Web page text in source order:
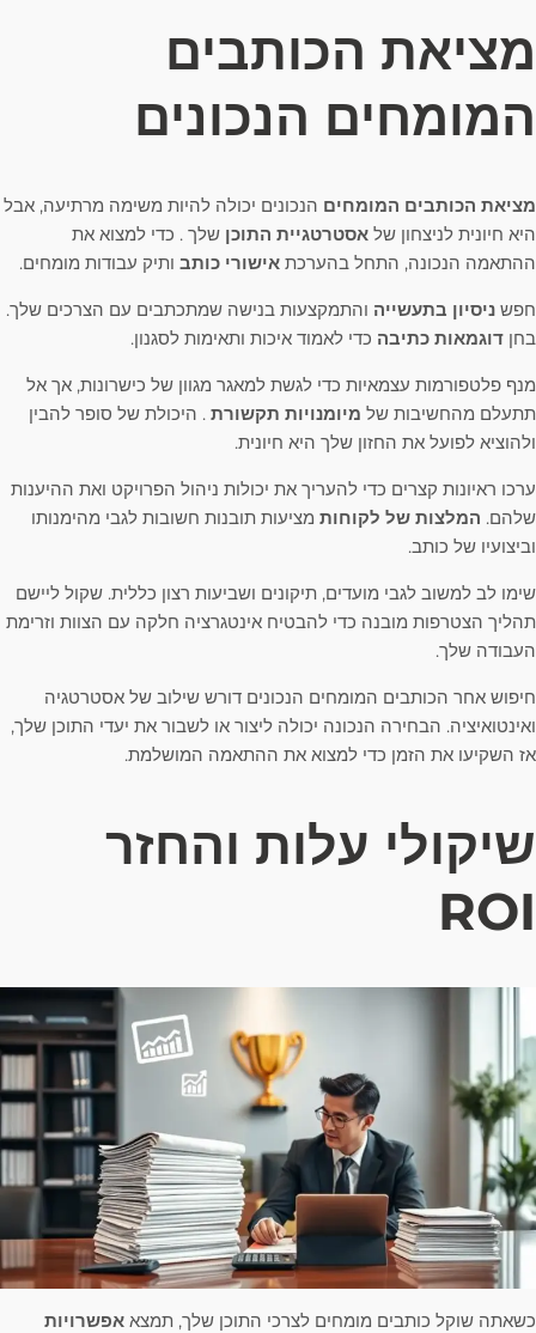
מציאת הכותבים
המומחים הנכונים
מציאת הכותבים המומחים הנכונים יכולה להיות משימה מרתיעה, אבל
היא חיונית לניצחון של אסטרטגיית התוכן שלך . כדי למצוא את
ההתאמה הנכונה, התחל בהערכת אישורי כותב ותיק עבודות מומחים.
חפש ניסיון בתעשייה והתמקצעות בנישה שמתכתבים עם הצרכים שלך.
בחן דוגמאות כתיבה כדי לאמוד איכות ותאימות לסגנון.
מנף פלטפורמות עצמאיות כדי לגשת למאגר מגוון של כישרונות, אך אל
תתעלם מהחשיבות של מיומנויות תקשורת . היכולת של סופר להבין
ולהוציא לפועל את החזון שלך היא חיונית.
ערכו ראיונות קצרים כדי להעריך את יכולות ניהול הפרויקט ואת ההיענות
שלהם. המלצות של לקוחות מציעות תובנות חשובות לגבי מהימנותו
וביצועיו של כותב.
שימו לב למשוב לגבי מועדים, תיקונים ושביעות רצון כללית. שקול ליישם
תהליך הצטרפות מובנה כדי להבטיח אינטגרציה חלקה עם הצוות וזרימת
העבודה שלך.
חיפוש אחר הכותבים המומחים הנכונים דורש שילוב של אסטרטגיה
ואינטואיציה. הבחירה הנכונה יכולה ליצור או לשבור את יעדי התוכן שלך,
אז השקיעו את הזמן כדי למצוא את ההתאמה המושלמת.
שיקולי עלות והחזר
ROI
כשאתה שוקל כותבים מומחים לצרכי התוכן שלך, תמצא אפשרויות